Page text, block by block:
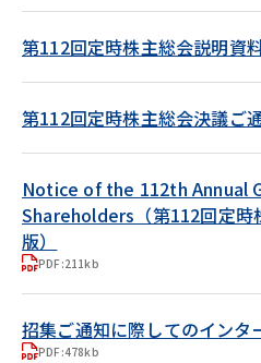
第112回定時株主総会説明資
第112回定時株主総会決議ご
Notice of the 112th Annual
Shareholders（第112回定
版）
PDF:211kb
招集ご通知に際してのインタ
PDF:478kb